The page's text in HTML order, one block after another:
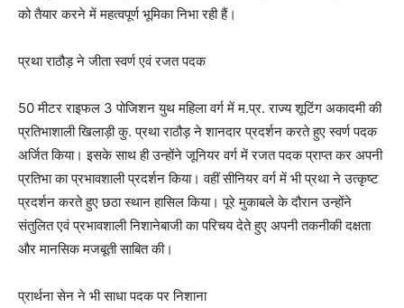
को तैयार करने में महत्वपूर्ण भूमिका निभा रही हैं।
प्रथा राठौड़ ने जीता स्वर्ण एवं रजत पदक
50 मीटर राइफल 3 पोजिशन युथ महिला वर्ग में म.प्र. राज्य शूटिंग अकादमी की
प्रतिभाशाली खिलाड़ी कु. प्रथा राठौड़ ने शानदार प्रदर्शन करते हुए स्वर्ण पदक
अर्जित किया। इसके साथ ही उन्होंने जूनियर वर्ग में रजत पदक प्राप्त कर अपनी
प्रतिभा का प्रभावशाली प्रदर्शन किया। वहीं सीनियर वर्ग में भी प्रथा ने उत्कृष्ट
प्रदर्शन करते हुए छठा स्थान हासिल किया। पूरे मुकाबले के दौरान उन्होंने
संतुलित एवं प्रभावशाली निशानेबाजी का परिचय देते हुए अपनी तकनीकी दक्षता
और मानसिक मजबूती साबित की।
प्रार्थना सेन ने भी साधा पदक पर निशाना